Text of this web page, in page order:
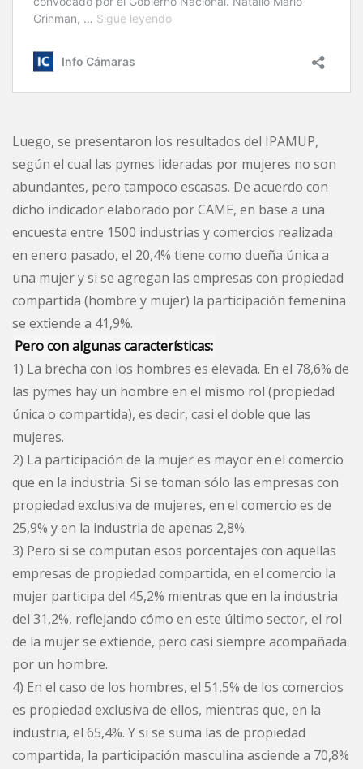
Luego, se presentaron los resultados del IPAMUP,
según el cual las pymes lideradas por mujeres no son
abundantes, pero tampoco escasas. De acuerdo con
dicho indicador elaborado por CAME, en base a una
encuesta entre 1500 industrias y comercios realizada
en enero pasado, el 20,4% tiene como dueña única a
una mujer y si se agregan las empresas con propiedad
compartida (hombre y mujer) la participación femenina
se extiende a 41,9%.
Pero con algunas características:
1) La brecha con los hombres es elevada. En el 78,6% de
las pymes hay un hombre en el mismo rol (propiedad
única o compartida), es decir, casi el doble que las
mujeres.
2) La participación de la mujer es mayor en el comercio
que en la industria. Si se toman sólo las empresas con
propiedad exclusiva de mujeres, en el comercio es de
25,9% y en la industria de apenas 2,8%.
3) Pero si se computan esos porcentajes con aquellas
empresas de propiedad compartida, en el comercio la
mujer participa del 45,2% mientras que en la industria
del 31,2%, reflejando cómo en este último sector, el rol
de la mujer se extiende, pero casi siempre acompañada
por un hombre.
4) En el caso de los hombres, el 51,5% de los comercios
es propiedad exclusiva de ellos, mientras que, en la
industria, el 65,4%. Y si se suma las de propiedad
compartida, la participación masculina asciende a 70,8%